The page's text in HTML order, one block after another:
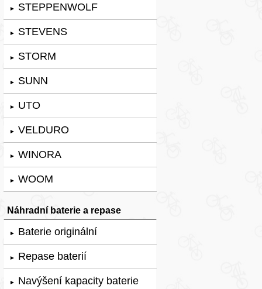
► STEPPENWOLF
► STEVENS
► STORM
► SUNN
► UTO
► VELDURO
► WINORA
► WOOM
Náhradní baterie a repase
► Baterie originální
► Repase baterií
► Navýšení kapacity baterie